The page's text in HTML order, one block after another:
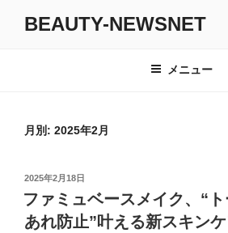
BEAUTY-NEWSNET
メニュー
月別: 2025年2月
投
稿
日:
2025年2月18日
ファミュベースメイク、“
あれ防止”叶える新スキン